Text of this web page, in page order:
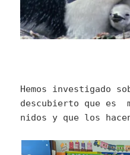
Hemos investigado
descubierto que es
nidos y que los